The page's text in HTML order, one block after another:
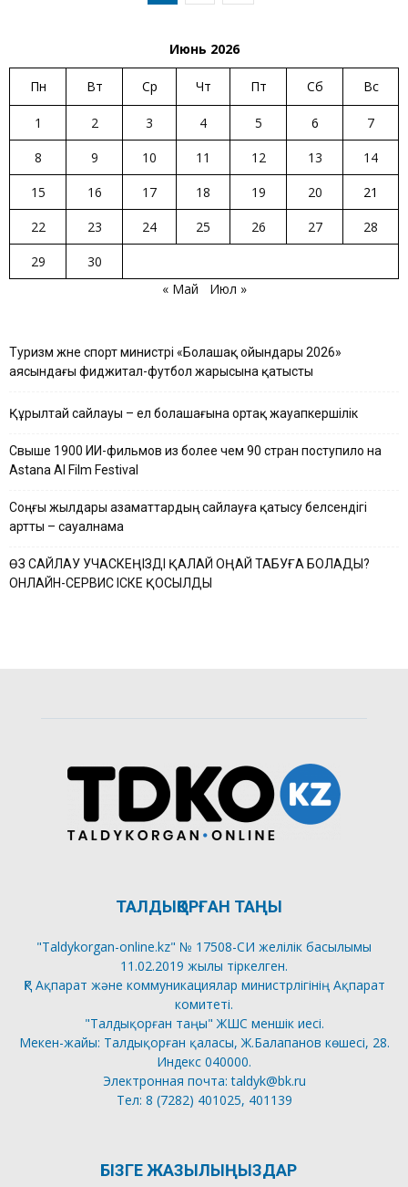
Июнь 2026
Пн Вт Ср Чт Пт Сб Вс
1 2 3 4 5 6
7
8
9 10 11 12 13
14
15
16 17 18 19 20
21
22
23 24 25 26 27
28
29
30
« Май
Июл »
Туризм және спорт министрі «Болашақ ойындары 2026»
аясындағы фиджитал-футбол жарысына қатысты
Құрылтай сайлауы – ел болашағына ортақ жауапкершілік
Свыше 1900 ИИ-фильмов из более чем 90 стран поступило на
Astana AI Film Festival
Соңғы жылдары азаматтардың сайлауға қатысу белсендігі
артты – сауалнама
ӨЗ САЙЛАУ УЧАСКЕҢІЗДІ ҚАЛАЙ ОҢАЙ ТАБУҒА БОЛАДЫ?
ОНЛАЙН-СЕРВИС ІСКЕ ҚОСЫЛДЫ
ТАЛДЫҚОРҒАН ТАҢЫ
"Taldykorgan-online.kz" № 17508-СИ желілік басылымы
11.02.2019 жылы тіркелген.
ҚР Ақпарат және коммуникациялар министрлігінің Ақпарат
комитеті.
"Талдықорған таңы" ЖШС меншік иесі.
Мекен-жайы: Талдықорған қаласы, Ж.Балапанов көшесі, 28.
Индекс 040000.
Электронная почта: taldyk@bk.ru
Тел: 8 (7282) 401025, 401139
БІЗГЕ ЖАЗЫЛЫҢЫЗДАР